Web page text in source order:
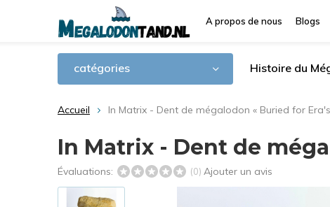
A propos de nous Blogs
catégories Histoire du
Accueil In Matrix - Dent de mégalodon « Buried for
In Matrix - Dent de
Évaluations: (0) Ajouter un avis